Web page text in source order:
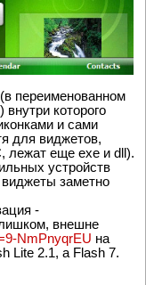
переименованном
которого
и сами
для виджетов,
лежат еще exe и dll).
устройств
заметно
-
внешне
NmPnyqrEU на
Lite 2.1, а Flash 7.